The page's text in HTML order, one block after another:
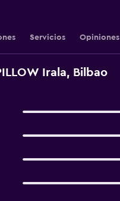
Servicios Opiniones
Irala, Bilbao